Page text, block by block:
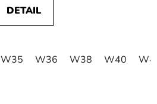
DETAIL
W35 W36 W38 W40